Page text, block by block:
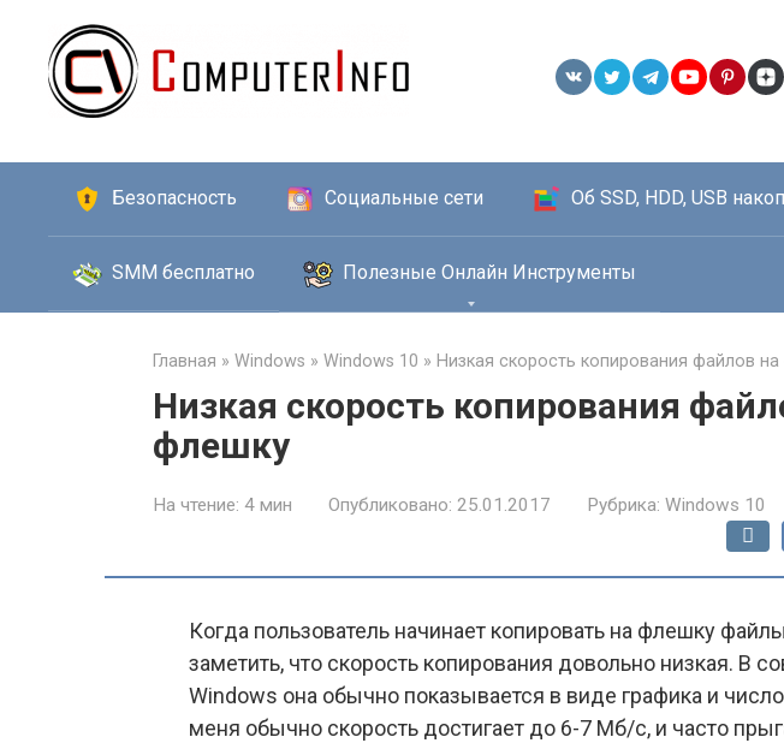
контенту
Безопасность Социальные сети Об SSD, HDD, USB
SMM бесплатно Полезные Онлайн Инструменты
Главная » Windows » Windows 10 » Низкая скорость копирования файлов
Низкая скорость копирования
флешку
На чтение: 4 мин Опубликовано: 25.01.2017 Рубрика: Windows 10
Когда пользователь начинает копировать на флешку
заметить, что скорость копирования довольно низкая. В
Windows она обычно показывается в виде графика и
меня обычно скорость достигает до 6-7 Мб/с, и часто